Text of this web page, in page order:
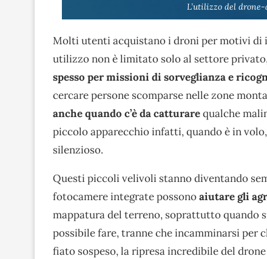
L’utilizzo del
Molti utenti acquistano i droni per motivi
utilizzo non è limitato solo al settore
spesso per missioni di sorveglianza e
cercare persone scomparse nelle zone
anche quando c’è da catturarequalche
piccolo apparecchio infatti, quando è in
silenzioso.
Questi piccoli velivoli stanno diventando
fotocamere integrate possonoaiutare gli
mappatura del terreno, soprattutto quando
possibile fare, tranne che incamminarsi
fiato sospeso, la ripresa incredibile del